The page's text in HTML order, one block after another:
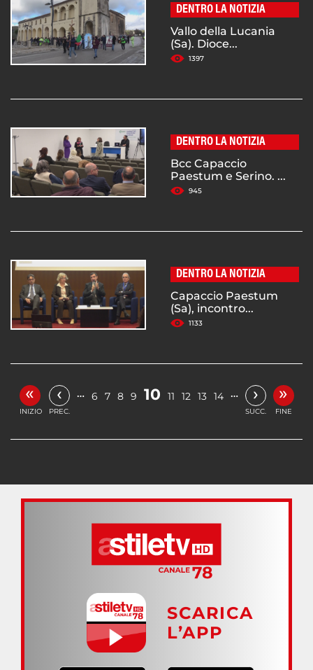
DENTRO LA NOTIZIA
Vallo della Lucania
(Sa). Dioce...
1397
DENTRO LA NOTIZIA
Bcc Capaccio
Paestum e Serino. ...
945
DENTRO LA NOTIZIA
Capaccio Paestum
(Sa), incontro...
1133
«
INIZIO
‹
PREC.
… 6 7 8 9 10 11 12 13 14 … ›
SUCC.
»
FINE
SCARICA
L’APP